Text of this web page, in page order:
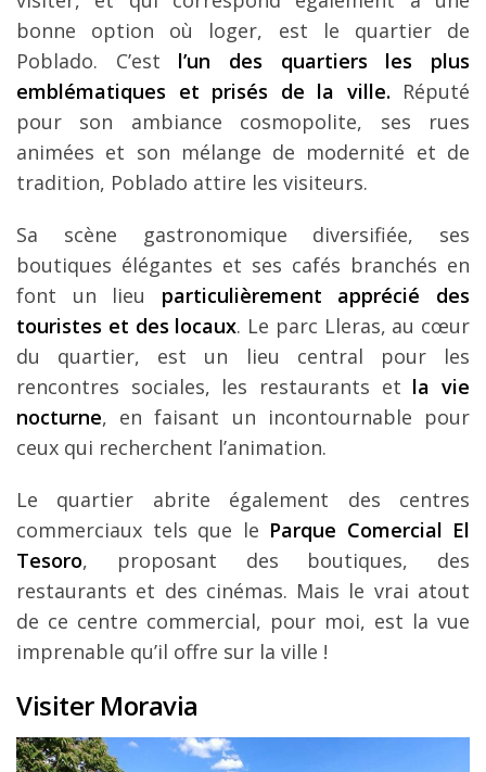
bonne option où loger, est le quartier de
Poblado. C’est l’un des quartiers les plus
emblématiques et prisés de la ville. Réputé
pour son ambiance cosmopolite, ses rues
animées et son mélange de modernité et de
tradition, Poblado attire les visiteurs.
Sa scène gastronomique diversifiée, ses
boutiques élégantes et ses cafés branchés en
font un lieu particulièrement apprécié des
touristes et des locaux. Le parc Lleras, au cœur
du quartier, est un lieu central pour les
rencontres sociales, les restaurants et la vie
nocturne, en faisant un incontournable pour
ceux qui recherchent l’animation.
Le quartier abrite également des centres
commerciaux tels que le Parque Comercial El
Tesoro, proposant des boutiques, des
restaurants et des cinémas. Mais le vrai atout
de ce centre commercial, pour moi, est la vue
imprenable qu’il offre sur la ville !
Visiter Moravia